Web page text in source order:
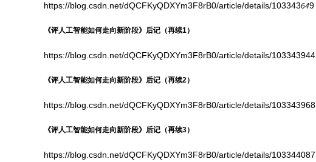
https://blog.csdn.net/dQCFKyQDXYm3F8rB0/article/details/103343649
《评人工智能如何走向新阶段》后记（再续1）
https://blog.csdn.net/dQCFKyQDXYm3F8rB0/article/details/103343944
《评人工智能如何走向新阶段》后记（再续2）
https://blog.csdn.net/dQCFKyQDXYm3F8rB0/article/details/103343968
《评人工智能如何走向新阶段》后记（再续3）
https://blog.csdn.net/dQCFKyQDXYm3F8rB0/article/details/103344087